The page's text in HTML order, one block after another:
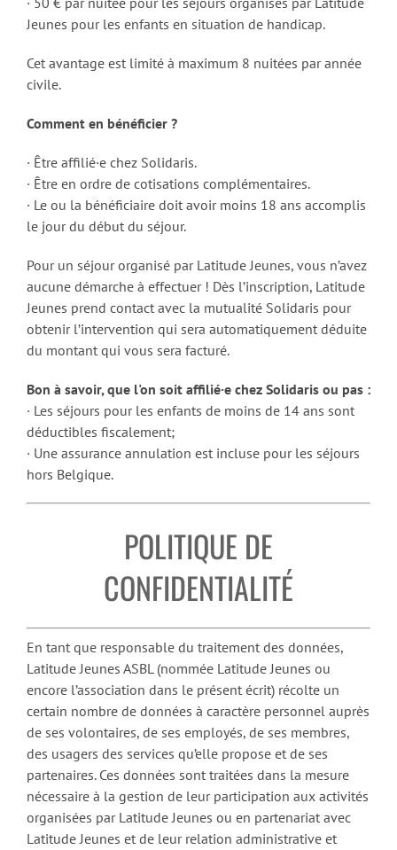
Jeunes pour les enfants en situation de handicap.
Cet avantage est limité à maximum 8 nuitées par année
civile.
Comment en bénéficier ?
· Être affilié·e chez Solidaris.
· Être en ordre de cotisations complémentaires.
· Le ou la bénéficiaire doit avoir moins 18 ans accomplis
le jour du début du séjour.
Pour un séjour organisé par Latitude Jeunes, vous n’avez
aucune démarche à effectuer ! Dès l’inscription, Latitude
Jeunes prend contact avec la mutualité Solidaris pour
obtenir l’intervention qui sera automatiquement déduite
du montant qui vous sera facturé.
Bon à savoir, que l'on soit affilié·e chez Solidaris ou pas :
· Les séjours pour les enfants de moins de 14 ans sont
déductibles fiscalement;
· Une assurance annulation est incluse pour les séjours
hors Belgique.
POLITIQUE DE
CONFIDENTIALITÉ
En tant que responsable du traitement des données,
Latitude Jeunes ASBL (nommée Latitude Jeunes ou
encore l’association dans le présent écrit) récolte un
certain nombre de données à caractère personnel auprès
de ses volontaires, de ses employés, de ses membres,
des usagers des services qu’elle propose et de ses
partenaires. Ces données sont traitées dans la mesure
nécessaire à la gestion de leur participation aux activités
organisées par Latitude Jeunes ou en partenariat avec
Latitude Jeunes et de leur relation administrative et